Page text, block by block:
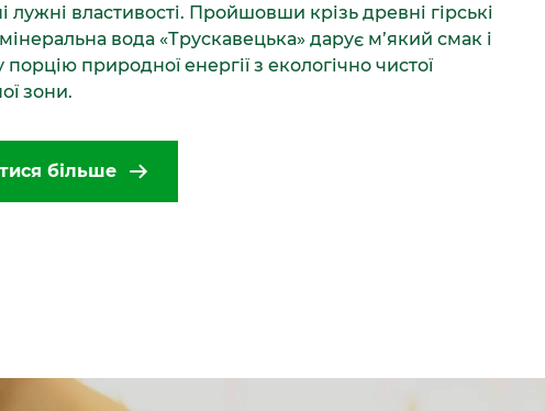
лужні властивості. Пройшовши крізь древні гірські
вода «Трускавецька» дарує м’який смак і
природної енергії з екологічно чистої
зони.
більше